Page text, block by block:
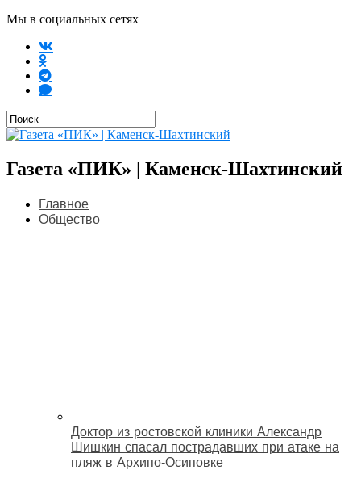
Мы в социальных сетях
Газета «ПИК» | Каменск-Шахтинский
Главное
Общество
Доктор из ростовской клиники Александр
Шишкин спасал пострадавших при атаке на
пляж в Архипо‑Осиповке